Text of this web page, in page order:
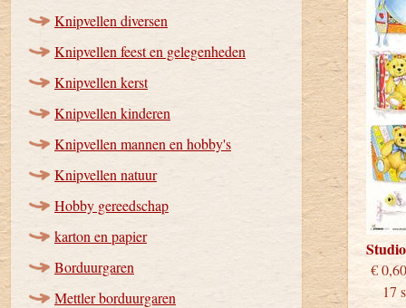
Knipvellen diversen
Knipvellen feest en gelegenheden
Knipvellen kerst
Knipvellen kinderen
Knipvellen mannen en hobby's
Knipvellen natuur
Hobby gereedschap
karton en papier
Borduurgaren
Mettler borduurgaren
17